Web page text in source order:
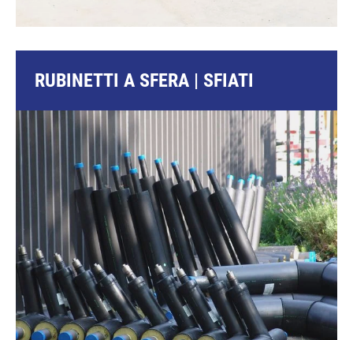
RUBINETTI A SFERA | SFIATI